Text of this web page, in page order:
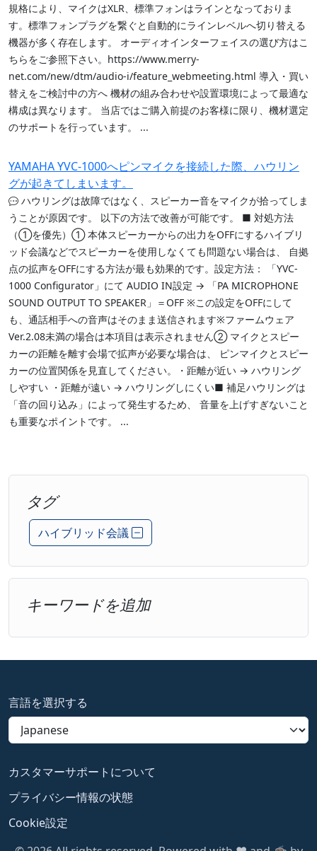
規格により、マイクはXLR、標準フォンはラインとなっておりま
す。標準フォンプラグを繋ぐと自動的にラインレベルへ切り替える
機器が多く存在します。 オーディオインターフェイスの選び方はこ
ちらをご参照下さい。https://www.merry-
net.com/new/dtm/audio-i/feature_webmeeting.html 導入・買い
替えをご検討中の方へ 機材の組み合わせや設置環境によって最適な
構成は異なります。 当店ではご購入前提のお客様に限り、機材選定
のサポートを行っています。 ...
YAMAHA YVC-1000へピンマイクを接続した際、ハウリン
グが起きてしまいます。
ハウリングは故障ではなく、スピーカー音をマイクが拾ってしま
うことが原因です。 以下の方法で改善が可能です。 ■ 対処方法
（①を優先）① 本体スピーカーからの出力をOFFにするハイブリ
ッド会議などでスピーカーを使用しなくても問題ない場合は、 自拠
点の拡声をOFFにする方法が最も効果的です。設定方法： 「YVC-
1000 Configurator」にて AUDIO IN設定 → 「PA MICROPHONE
SOUND OUTPUT TO SPEAKER」＝OFF ※この設定をOFFにして
も、通話相手への音声はそのまま送信されます※ファームウェア
Ver.2.08未満の場合は本項目は表示されません② マイクとスピー
カーの距離を離す会場で拡声が必要な場合は、 ピンマイクとスピー
カーの位置関係を見直してください。・距離が近い → ハウリング
しやすい ・距離が遠い → ハウリングしにくい■ 補足ハウリングは
「音の回り込み」によって発生するため、 音量を上げすぎないこと
も重要なポイントです。 ...
タグ
ハイブリッド会議
キーワードを追加
言語を選択する
カスタマーサポートについて
プライバシー情報の状態
Cookie設定